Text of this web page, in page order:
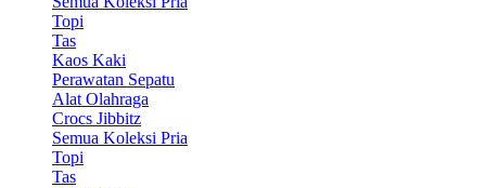
Topi
Tas
Kaos Kaki
Perawatan Sepatu
Alat Olahraga
Crocs Jibbitz
Semua Koleksi Pria
Topi
Tas